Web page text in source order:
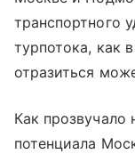
транспортного
турпотока, как
отразиться
Как прозвучало
потенциала